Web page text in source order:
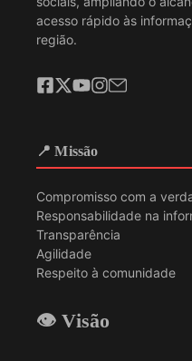
acesso rápido às
região.
📍 Missão
Compromisso com a
Responsabilidade na
Transparência
Agilidade
Respeito à comunidade
👁️ Visão